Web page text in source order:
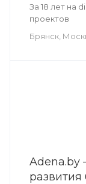
За 18 лет на
проектов
Брянск,
Adena.by
развития